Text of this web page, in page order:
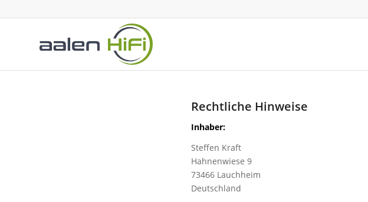
Rechtliche Hinweise
Inhaber:
Steffen Kraft
Hahnenwiese 9
73466 Lauchheim
Deutschland